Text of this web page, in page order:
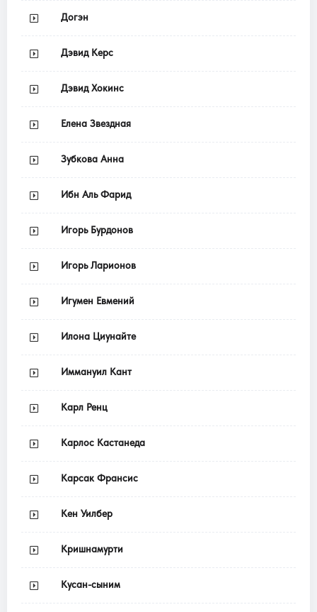
Догэн
Дэвид Керс
Дэвид Хокинс
Елена Звездная
Зубкова Анна
Ибн Аль Фарид
Игорь Бурдонов
Игорь Ларионов
Игумен Евмений
Илона Циунайте
Иммануил Кант
Карл Ренц
Карлос Кастанеда
Карсак Франсис
Кен Уилбер
Кришнамурти
Кусан-сыним